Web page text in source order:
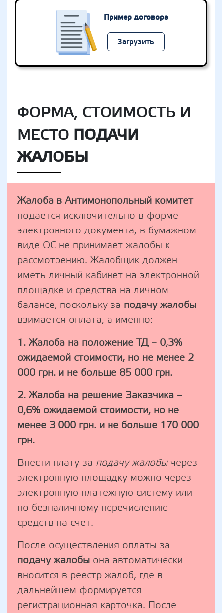
Пример договора
Загрузить
ФОРМА, СТОИМОСТЬ И
МЕСТО ПОДАЧИ
ЖАЛОБЫ
Жалоба в Антимонопольный комитет
подается исключительно в форме
электронного документа, в бумажном
виде ОС не принимает жалобы к
рассмотрению. Жалобщик должен
иметь личный кабинет на электронной
площадке и средства на личном
балансе, поскольку за подачу жалобы
взимается оплата, а именно:
1. Жалоба на положение ТД – 0,3%
ожидаемой стоимости, но не менее 2
000 грн. и не больше 85 000 грн.
2. Жалоба на решение Заказчика –
0,6% ожидаемой стоимости, но не
менее 3 000 грн. и не больше 170 000
грн.
Внести плату за подачу жалобычерез
электронную площадку можно через
электронную платежную систему или
по безналичному перечислению
средств на счет.
После осуществления оплаты за
подачу жалобы она автоматически
вносится в реестр жалоб, где в
дальнейшем формируется
регистрационная карточка. После